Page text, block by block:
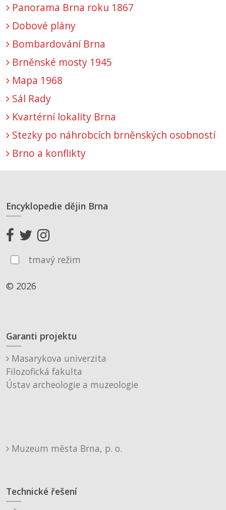
Panorama Brna roku 1867
Dobové plány
Bombardování Brna
Brněnské mosty 1945
Mapa 1968
Sál Rady
Kvartérní lokality Brna
Stezky po náhrobcích brněnských osobností
Brno a konflikty
Encyklopedie dějin Brna
tmavý režim
© 2026
Garanti projektu
Masarykova univerzita
Filozofická fakulta
Ústav archeologie a muzeologie
Muzeum města Brna, p. o.
Technické řešení